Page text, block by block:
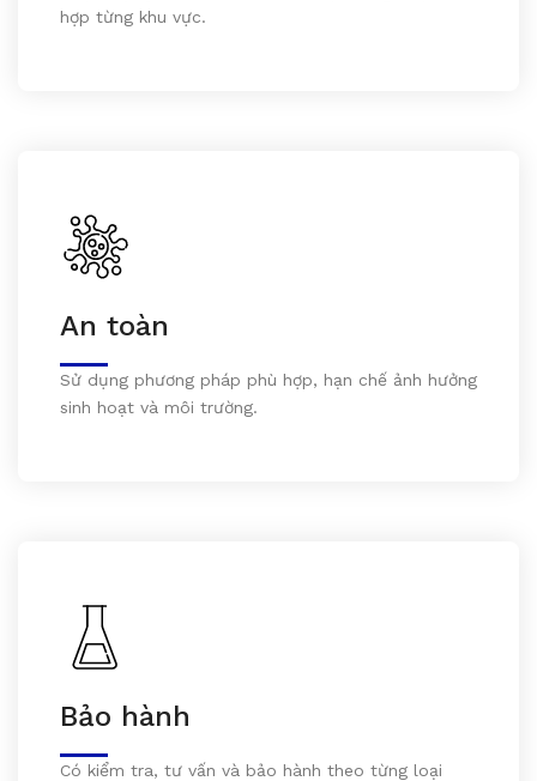
hợp từng khu vực.
An toàn
Sử dụng phương pháp phù hợp, hạn chế ảnh hưởng
sinh hoạt và môi trường.
Bảo hành
Có kiểm tra, tư vấn và bảo hành theo từng loại